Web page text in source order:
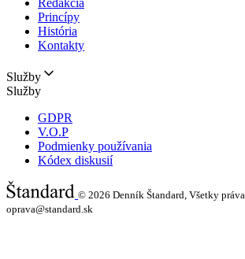
Redakcia
Princípy
História
Kontakty
Služby
Služby
GDPR
V.O.P
Podmienky používania
Kódex diskusií
© 2026 Denník Štandard, Všetky
oprava@standard.sk